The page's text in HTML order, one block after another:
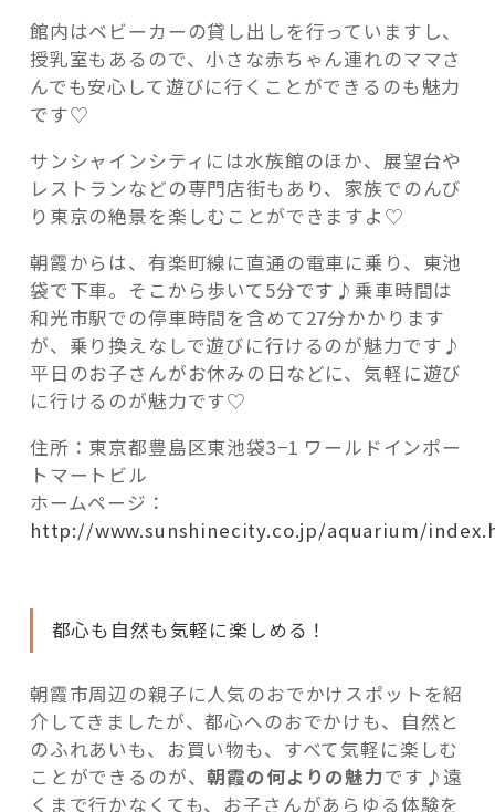
館内はベビーカーの貸し出しを行っていますし、
授乳室もあるので、小さな赤ちゃん連れのママさ
んでも安心して遊びに行くことができるのも魅力
です♡
サンシャインシティには水族館のほか、展望台や
レストランなどの専門店街もあり、家族でのんび
り東京の絶景を楽しむことができますよ♡
朝霞からは、有楽町線に直通の電車に乗り、東池
袋で下車。そこから歩いて5分です♪乗車時間は
和光市駅での停車時間を含めて27分かかります
が、乗り換えなしで遊びに行けるのが魅力です♪
平日のお子さんがお休みの日などに、気軽に遊び
に行けるのが魅力です♡
住所：東京都豊島区東池袋3−1 ワールドインポー
トマートビル
ホームページ：
http://www.sunshinecity.co.jp/aquarium/
都心も自然も気軽に楽しめる！
朝霞市周辺の親子に人気のおでかけスポットを紹
介してきましたが、都心へのおでかけも、自然と
のふれあいも、お買い物も、すべて気軽に楽しむ
ことができるのが、朝霞の何よりの魅力です♪遠
くまで行かなくても、お子さんがあらゆる体験を